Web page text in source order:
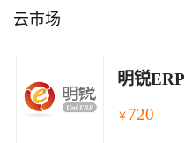
云市场
明锐ERP
￥ 720